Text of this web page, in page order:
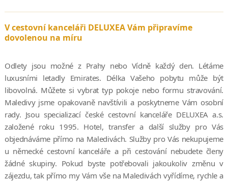
V cestovní kanceláři DELUXEA Vám připravíme
dovolenou na míru
Odlety jsou možné z Prahy nebo Vídně každý den. Létáme
luxusními letadly Emirates. Délka Vašeho pobytu může být
libovolná. Můžete si vybrat typ pokoje nebo formu stravování.
Maledivy jsme opakovaně navštívili a poskytneme Vám osobní
rady. Jsou specializací české cestovní kanceláře DELUXEA a.s.
založené roku 1995. Hotel, transfer a další služby pro Vás
objednáváme přímo na Maledivách. Služby pro Vás nekupujeme
u německé cestovní kanceláře a při cestování nebudete členy
žádné skupiny. Pokud byste potřebovali jakoukoliv změnu v
zájezdu, tak přímo my Vám vše na Maledivách vyřídíme, rychle a